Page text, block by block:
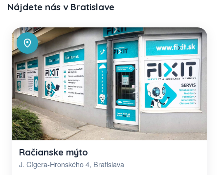
Nájdete nás v Bratislave
Račianske mýto
J. Cígera-Hronského 4, Bratislava